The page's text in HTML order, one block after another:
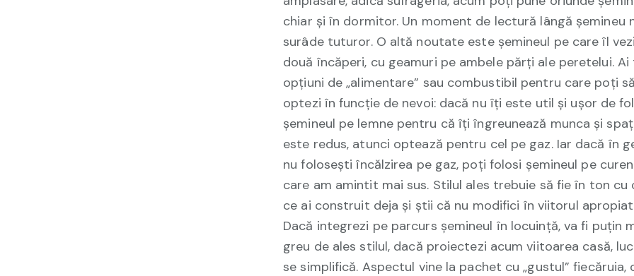
chiar și în dormitor. Un moment de lectură lângă șemineu
surâde tuturor. O altă noutate este șemineul pe care îl
două încăperi, cu geamuri pe ambele părți ale peretelui.
opțiuni de „alimentare” sau combustibil pentru care poți
optezi în funcție de nevoi: dacă nu îți este util și ușor de
șemineul pe lemne pentru că îți îngreunează munca și
este redus, atunci optează pentru cel pe gaz. Iar dacă în
nu folosești încălzirea pe gaz, poți folosi șemineul pe
care am amintit mai sus. Stilul ales trebuie să fie în ton cu
ce ai construit deja și știi că nu modifici în viitorul
Dacă integrezi pe parcurs șemineul în locuință, va fi puțin
greu de ales stilul, dacă proiectezi acum viitoarea casă,
se simplifică. Aspectul vine la pachet cu „gustul” fiecăruia,